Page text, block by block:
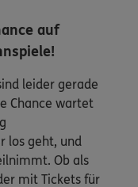
auf
leider gerade
Chance wartet
los geht, und
Ob als
mit Tickets für